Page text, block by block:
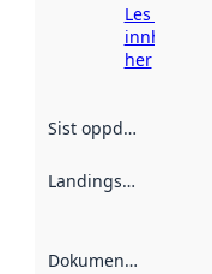
Les meir om
innhenting
her
Sist oppdatert
Landingsside
Dokumentasjon